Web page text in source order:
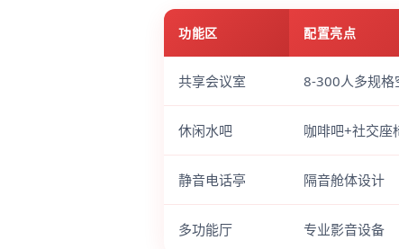
功能区 配置亮点
共享会议室 8-300人多规格
休闲水吧 咖啡吧+社交座
静音电话亭 隔音舱体设计
多功能厅 专业影音设备